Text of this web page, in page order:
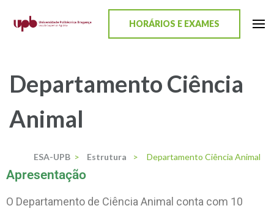
HORÁRIOS E EXAMES
Departamento Ciência
Animal
ESA-UPB > Estrutura > Departamento Ciência Animal
Apresentação
O Departamento de Ciência Animal conta com 10